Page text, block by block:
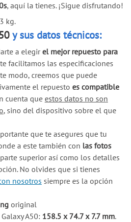
, aquí la tienes. ¡Sigue disfrutando!
kg.
y sus datos técnicos:
a elegirel mejor repuesto para
te facilitamos las especificaciones
modo, creemos que puede
el repuesto es compatible
cuenta que estos datos no son
, sino del dispositivo sobre el que
que te asegures que tu
a este también con las fotos
superior así como los detalles
No olvides que si tienes
nosotros siempre es la opción
original
A50: 158.5 x 74.7 x 7.7 mm.